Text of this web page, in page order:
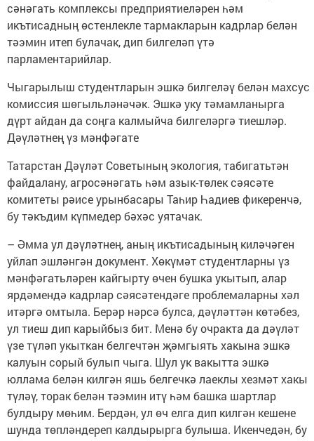
сәнәгать комплексы предприятиеләрен һәм
икътисадның өстенлекле тармакларын кадрлар белән
тәэмин итеп булачак, дип билгеләп үтә
парламентарийлар.
Чыгарылыш студентларын эшкә билгеләү белән махсус
комиссия шөгыльләнәчәк. Эшкә уку тәмамланырга
дүрт айдан да соңга калмыйча билгеләргә тиешләр.
Дәүләтнең үз мәнфәгате
Татарстан Дәүләт Советының экология, табигатьтән
файдалану, агросәнәгать һәм азык-төлек сәясәте
комитеты рәисе урынбасары Таһир Һадиев фикеренчә,
бу тәкъдим күпмедер бәхәс уятачак.
– Әмма ул дәүләтнең, аның икътисадының киләчәген
уйлап эшләнгән документ. Хөкүмәт студентларны үз
мәнфәгатьләрен кайгырту өчен бушка укытып, алар
ярдәмендә кадрлар сәясәтендәге проблемаларны хәл
итәргә омтыла. Берәр нәрсә булса, дәүләттән көтәбез,
ул тиеш дип карыйбыз бит. Менә бу очракта да дәүләт
үзе түләп укыткан белгечтән җәмгыять хакына эшкә
калуын сорый булып чыга. Шул ук вакытта эшкә
юллама белән килгән яшь белгечкә лаеклы хезмәт хакы
түләү, торак белән тәэмин итү һәм башка шартлар
булдыру мөһим. Бердән, ул өч елга дип килгән кешене
шунда төпләндереп калдырырга булыша. Икенчедән, бу